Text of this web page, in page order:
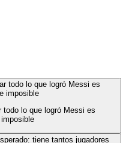
todo lo que logró Messi es